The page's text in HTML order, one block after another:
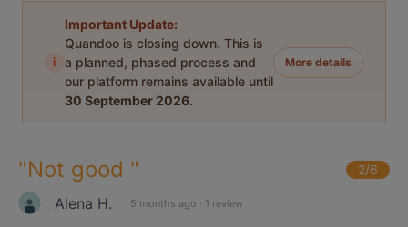
i
Important Update:
Quandoo is closing down. This is
a planned, phased process and
our platform remains available until
30 September 2026.
More details
"Not good " 2/6
Alena H. 5 months ago · 1 review